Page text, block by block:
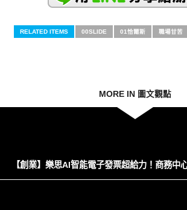
RELATED ITEMS 00SLIDE 01恰爾斯 職場甘苦
MORE IN 圖文觀點
【創業】樂思AI智能電子發票超給力！商務中